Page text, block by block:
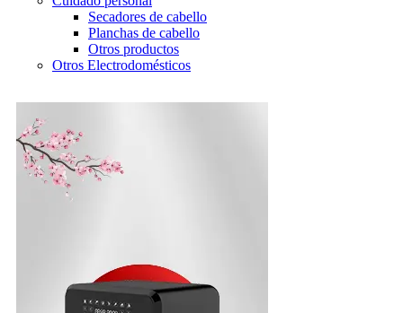
Secadores de cabello
Planchas de cabello
Otros productos
Otros Electrodomésticos